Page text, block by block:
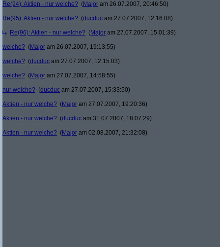
Re(94): Aktien - nur welche? (Major am 26.07.2007, 20:46:50)
Re(95): Aktien - nur welche? (ducduc am 27.07.2007, 12:16:08)
Re(96): Aktien - nur welche? (Major am 27.07.2007, 15:01:39)
welche? (Major am 26.07.2007, 19:13:55)
welche? (ducduc am 27.07.2007, 12:15:03)
welche? (Major am 27.07.2007, 14:58:55)
nur welche? (ducduc am 27.07.2007, 15:33:50)
Aktien - nur welche? (Major am 27.07.2007, 19:20:36)
Aktien - nur welche? (ducduc am 31.07.2007, 18:07:29)
Aktien - nur welche? (Major am 02.08.2007, 21:32:08)